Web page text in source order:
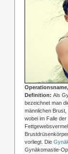
Operationsname,
Definition: Als
bezeichnet man
männlichen Brust,
wobei im Falle der
vorliegt. Die
Gynäkomastie-